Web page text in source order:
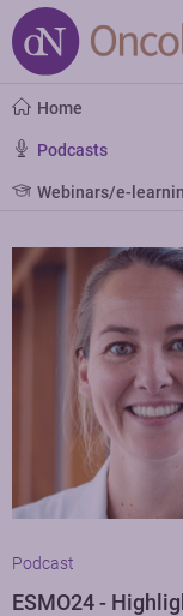
Home
Podcasts
Webinars/e-
Podcast
ESMO24 -